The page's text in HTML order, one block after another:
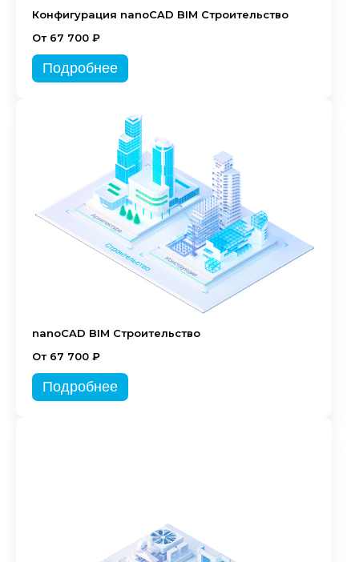
Конфигурация nanoCAD BIM Строительство
От 67 700 ₽
Подробнее
nanoCAD BIM Строительство
От 67 700 ₽
Подробнее